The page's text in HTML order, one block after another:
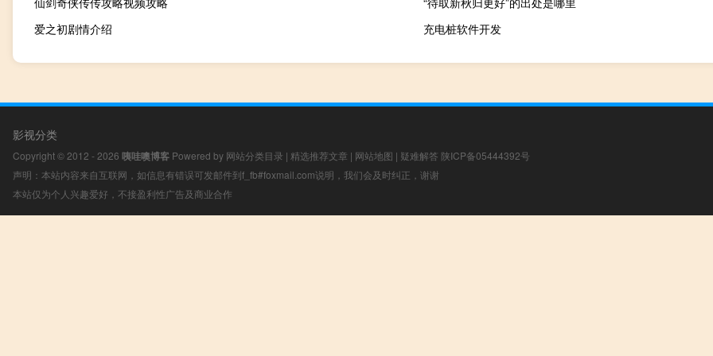
爱之初剧情介绍
充电桩软件开发
影视分类
Copyright © 2012 - 2026 咦哇噢博客 Powered by 网站分类目录 | 精选推荐文章 | 网站地图 | 疑难解答 陕ICP备05444392号
声明：本站内容来自互联网，如信息有错误可发邮件到f_fb#foxmail.com说明，我们会及时纠正，谢谢
本站仅为个人兴趣爱好，不接盈利性广告及商业合作